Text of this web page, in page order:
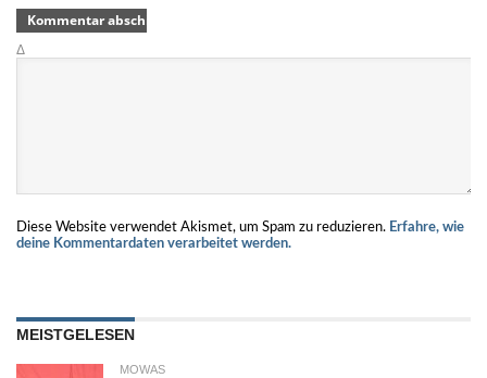
Δ
Diese Website verwendet Akismet, um Spam zu reduzieren. Erfahre, wie
deine Kommentardaten verarbeitet werden.
MEISTGELESEN
MOWAS